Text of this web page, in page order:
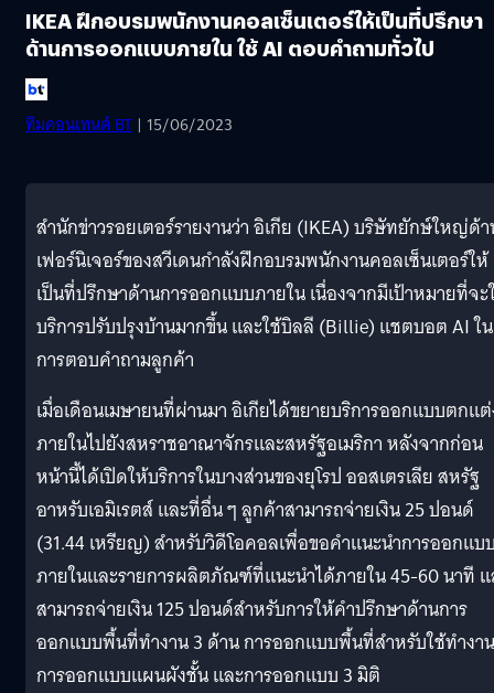
IKEA ฝึกอบรมพนักงานคอลเซ็นเตอร์ให้เป็นที่ปรึกษา
ด้านการออกแบบภายใน ใช้ AI ตอบคำถามทั่วไป
ทีมคอนเทนต์ BT | 15/06/2023
สำนักข่าวรอยเตอร์รายงานว่า อิเกีย (IKEA) บริษัทยักษ์ใหญ่ด้
เฟอร์นิเจอร์ของสวีเดนกำลังฝึกอบรมพนักงานคอลเซ็นเตอร์ให้
เป็นที่ปรึกษาด้านการออกแบบภายใน เนื่องจากมีเป้าหมายที่จะ
บริการปรับปรุงบ้านมากขึ้น และใช้บิลลี (Billie) แชตบอต AI ใน
การตอบคำถามลูกค้า
เมื่อเดือนเมษายนที่ผ่านมา อิเกียได้ขยายบริการออกแบบตกแ
ภายในไปยังสหราชอาณาจักรและสหรัฐอเมริกา หลังจากก่อน
หน้านี้ได้เปิดให้บริการในบางส่วนของยุโรป ออสเตรเลีย สหรัฐ
อาหรับเอมิเรตส์ และที่อื่น ๆ ลูกค้าสามารถจ่ายเงิน 25 ปอนด์
(31.44 เหรียญ) สำหรับวิดีโอคอลเพื่อขอคำแนะนำการออกแบ
ภายในและรายการผลิตภัณฑ์ที่แนะนำได้ภายใน 45-60 นาที
สามารถจ่ายเงิน 125 ปอนด์สำหรับการให้คำปรึกษาด้านการ
ออกแบบพื้นที่ทำงาน 3 ด้าน การออกแบบพื้นที่สำหรับใช้ทำงาน
การออกแบบแผนผังชั้น และการออกแบบ 3 มิติ